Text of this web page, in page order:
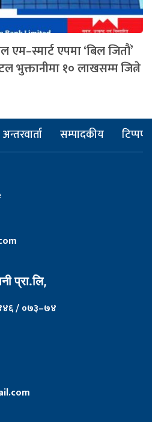
एपमा ‘बिल जितौं’
भुक्तानीमा १० लाखसम्म जित्ने
अन्तरवार्ता सम्पादकीय टिप्पणी
प्रा.लि,
/ ०७३–७४